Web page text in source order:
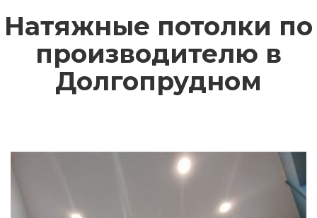
Натяжные потолки по
производителю в
Долгопрудном